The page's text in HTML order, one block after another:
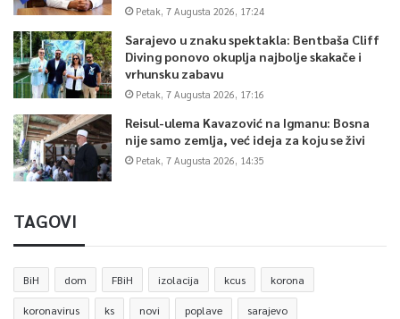
Petak, 7 Augusta 2026, 17:24
Sarajevo u znaku spektakla: Bentbaša Cliff
Diving ponovo okuplja najbolje skakače i
vrhunsku zabavu
Petak, 7 Augusta 2026, 17:16
Reisul-ulema Kavazović na Igmanu: Bosna
nije samo zemlja, već ideja za koju se živi
Petak, 7 Augusta 2026, 14:35
TAGOVI
BiH dom FBiH izolacija kcus korona
koronavirus ks novi poplave sarajevo